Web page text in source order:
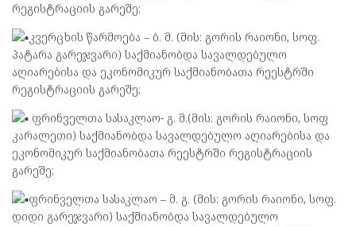
რეგისტრაციის გარეშე;
კვერცხის წარმოება – ბ. მ. (მის: გორის რაიონი, სოფ.
პატარა გარეჯვარი) საქმიანობდა სავალდებულო
აღიარებისა და ეკონომიკურ საქმიანობათა რეესტრში
რეგისტრაციის გარეშე;
ფრინველთა სასაკლაო- გ. მ.(მის: გორის რაიონი, სოფ
კარალეთი) საქმიანობდა სავალდებულო აღიარებისა და
ეკონომიკურ საქმიანობათა რეესტრში რეგისტრაციის
გარეშე;
ფრინველთა სასაკლაო – მ. გ. (მის: გორის რაიონი, სოფ.
დიდი გარეჯვარი) საქმიანობდა სავალდებულო